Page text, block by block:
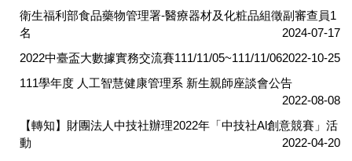
衛生福利部食品藥物管理署-醫療器材及化粧品組徵副審查員1
名
2024-07-17
2022中臺盃大數據實務交流賽111/11/05~111/11/062022-10-25
111學年度 人工智慧健康管理系 新生親師座談會公告
2022-08-08
【轉知】財團法人中技社辦理2022年「中技社Al創意競賽」活
動
2022-04-20